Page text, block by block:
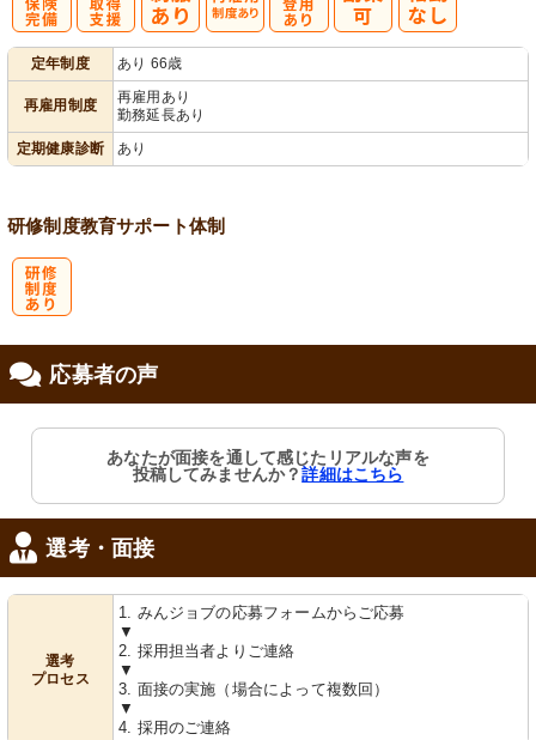
定年制度 あり 66歳
再雇用制度
再雇用あり
勤務延長あり
定期健康診断
あり
研修制度教育サポート体制
応募者の声
あなたが面接を通して感じたリアルな声を
投稿してみませんか？詳細はこちら
選考・面接
選考
プロセス
1. みんジョブの応募フォームからご応募
▼
2. 採用担当者よりご連絡
▼
3. 面接の実施（場合によって複数回）
▼
4. 採用のご連絡